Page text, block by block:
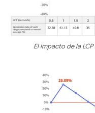
El impacto de la